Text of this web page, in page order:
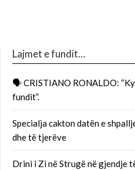
Lajmet e fundit…
🗣 CRISTIANO RONALDO:
fundit”.
Specialja cakton datën e
dhe të tjerëve
Drini i Zi në Strugë në gjendje